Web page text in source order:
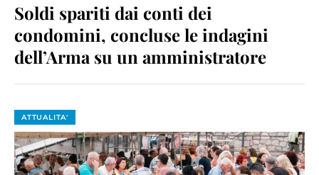
Soldi spariti dai conti dei
condomini, concluse le indagini
dell’Arma su un amministratore
ATTUALITA'